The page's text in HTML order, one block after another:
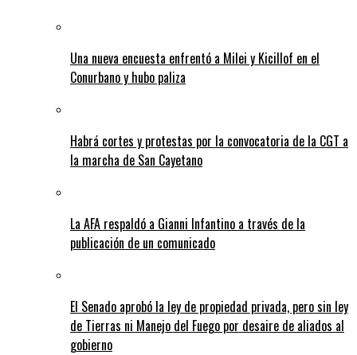
Una nueva encuesta enfrentó a Milei y Kicillof en el
Conurbano y hubo paliza
Habrá cortes y protestas por la convocatoria de la CGT a
la marcha de San Cayetano
La AFA respaldó a Gianni Infantino a través de la
publicación de un comunicado
El Senado aprobó la ley de propiedad privada, pero sin ley
de Tierras ni Manejo del Fuego por desaire de aliados al
gobierno